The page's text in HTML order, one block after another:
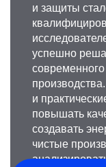
и защиты
успешно
современного
и
повышать
создавать
чистые